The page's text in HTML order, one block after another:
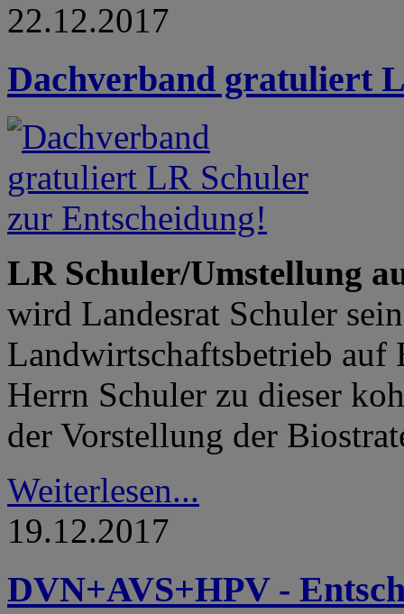
22.12.2017
Dachverband gratuliert
LR Schuler/Umstellung
wird Landesrat Schuler
Landwirtschaftsbetrieb
Herrn Schuler zu dieser
der Vorstellung der
Weiterlesen...
19.12.2017
DVN+AVS+HPV -